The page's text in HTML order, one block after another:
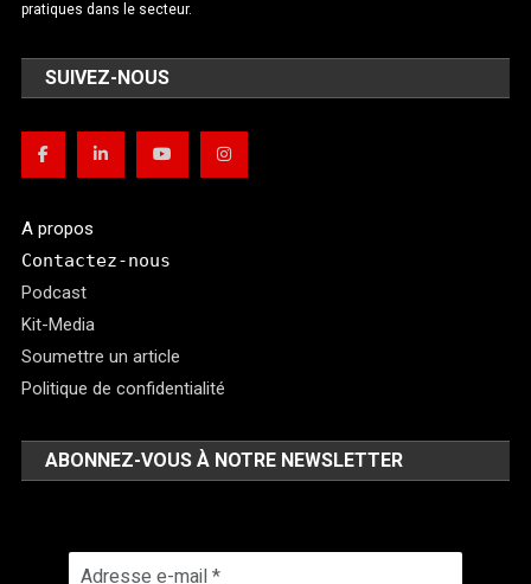
pratiques dans le secteur.
SUIVEZ-NOUS
A propos
Contactez-nous
Podcast
Kit-Media
Soumettre un article
Politique de confidentialité
ABONNEZ-VOUS À NOTRE NEWSLETTER